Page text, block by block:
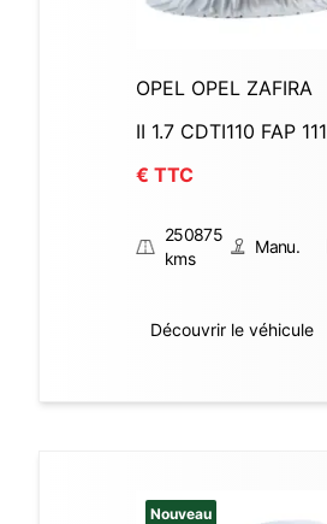
OPEL OPEL ZAFIRA
II 1.7 CDTI110 FAP 111
€ TTC
250875
kms
Manu.
Découvrir le véhicule
Nouveau